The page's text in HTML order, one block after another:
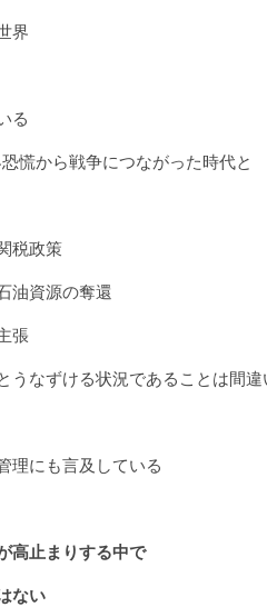
界
る
慌から戦争につながった時代と
税政策
油資源の奪還
張
うなずける状況であることは間違
理にも言及している
高止まりする中で
ない